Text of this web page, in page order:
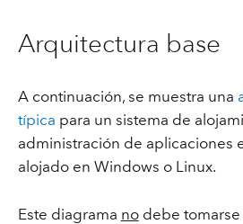
Arquitectura base
A continuación, se muestra una
típica para un sistema de
administración de aplicaciones
alojado en Windows o Linux.
Este diagrama nodebe tomarse